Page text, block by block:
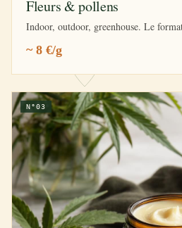
Fleurs & pollens
Indoor, outdoor, greenhouse. Le
~ 8 €/g
N°03